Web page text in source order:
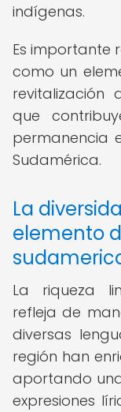
indígenas.
Es importante
como un
revitalización
que
permanencia
Sudamérica.
La
elemento
La riqueza
refleja de
diversas
región han
aportando
expresiones